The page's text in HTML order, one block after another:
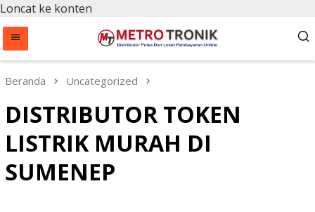
Loncat ke konten
Beranda Uncategorized
DISTRIBUTOR TOKEN
LISTRIK MURAH DI
SUMENEP